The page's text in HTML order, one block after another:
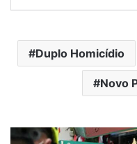
Duplo Homicídio
Novo